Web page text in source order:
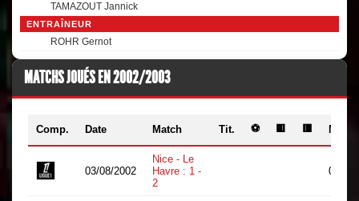
TAMAZOUT Jannick
ENTRAÎNEUR
ROHR Gernot
MATCHS JOUÉS EN 2002/2003
Comp. Date Match Tit. ⚽ 🟨 🟥 Min.
03/08/2002
Nice - Le
Havre : 1 -
2
0